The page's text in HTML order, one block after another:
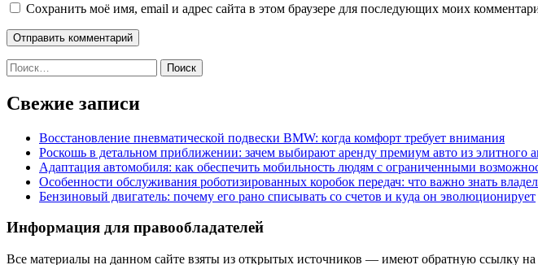
Сохранить моё имя, email и адрес сайта в этом браузере для последующих моих
Найти:
Свежие записи
Восстановление пневматической подвески BMW: когда комфорт требует внимания
Роскошь в детальном приближении: зачем выбирают аренду премиум авто из элитного
Адаптация автомобиля: как обеспечить мобильность людям с ограниченными
Особенности обслуживания роботизированных коробок передач: что важно знать
Бензиновый двигатель: почему его рано списывать со счетов и куда он эволюционирует
Информация для правообладателей
Все материалы на данном сайте взяты из открытых источников — имеют обратную ссылку